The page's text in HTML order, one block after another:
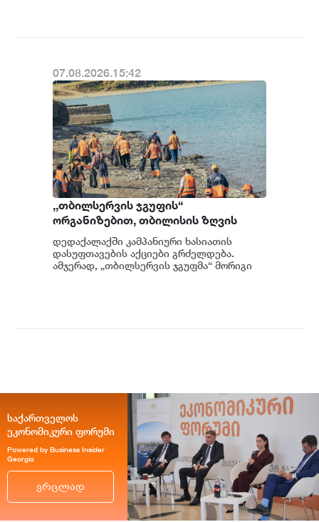
07.08.2026.15:42
,,თბილსერვის ჯგუფის“
ორგანიზებით, თბილისის ზღვის
მიმდებარე ტერიტორიაზე
დასუფთავების აქცია გაიმართა
დედაქალაქში კამპანიური ხასიათის
დასუფთავების აქციები გრძელდება.
ამჯერად, „თბილსერვის ჯგუფმა“ მორიგი
საქართველოს
ეკონომიკური ფორუმი
Powered by Business Insider
Georgia
ვრცლად